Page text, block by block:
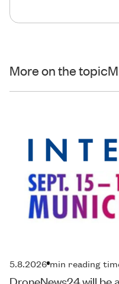
More on the topic
5.8.2026 min reading